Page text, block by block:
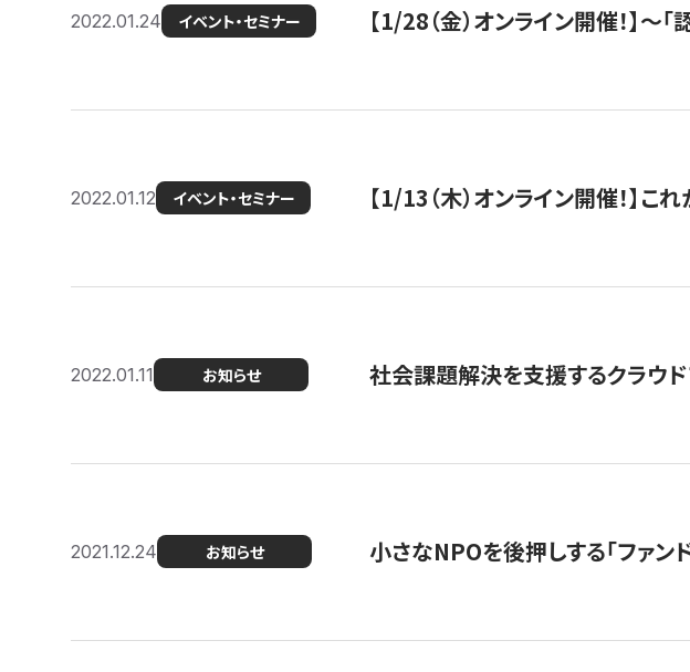
2022.01.24 イベント・セミナー 【1/28（金）オンライン開催！】
2022.01.12 イベント・セミナー 【1/13（木）オンライン開催！】
2022.01.11 お知らせ 社会課題解決を支援するクラウ
2021.12.24 お知らせ 小さなNPOを後押しする「ファ